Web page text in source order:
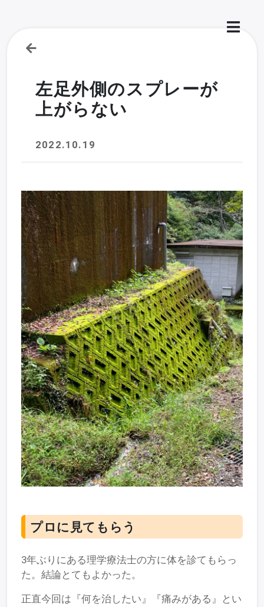
左足外側のスプレーが
上がらない
2022.10.19
プロに見てもらう
3年ぶりにある理学療法士の方に体を診てもらっ
た。結論とてもよかった。
正直今回は『何を治したい』『痛みがある』とい